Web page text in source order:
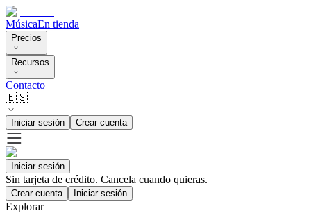
MúsicaEn tienda
Precios
Recursos
Contacto
🇪🇸
Iniciar sesión Crear cuenta
Iniciar sesión
Sin tarjeta de crédito. Cancela cuando quieras.
Crear cuenta Iniciar sesión
Explorar